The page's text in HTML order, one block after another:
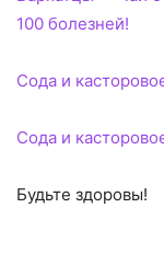
100 болезней!
Сода и
Сода и
Будьте здоровы!